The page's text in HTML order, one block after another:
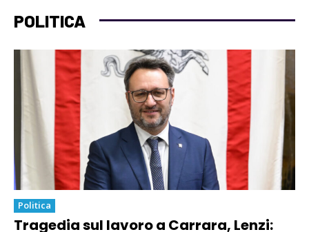
POLITICA
Politica
Tragedia sul lavoro a Carrara, Lenzi: